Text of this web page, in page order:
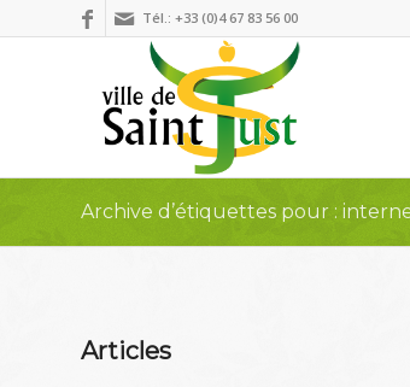
Tél.: +33 (0)4 67 83 56 00
Archive d’étiquettes pour :
Articles